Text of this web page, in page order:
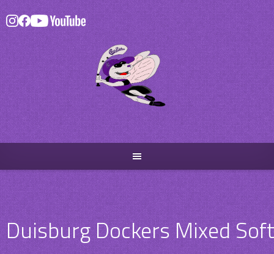
Skip
to
content
Duisburg Dockers Mixed